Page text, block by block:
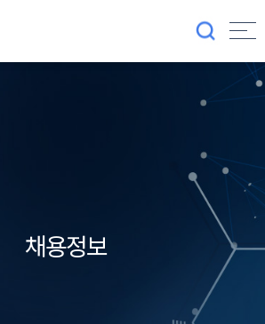
채용정보